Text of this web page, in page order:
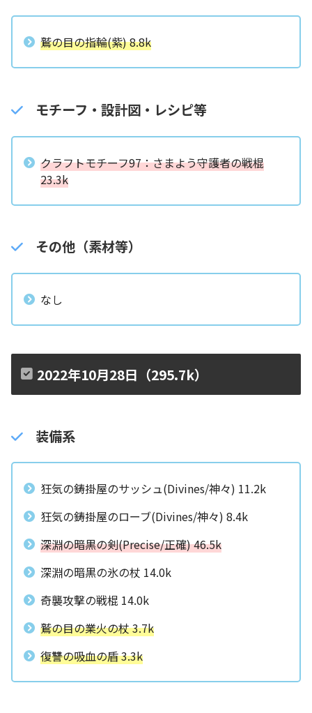
鷲の目の指輪(紫) 8.8k
モチーフ・設計図・レシピ等
クラフトモチーフ97：さまよう守護者の戦棍
23.3k
その他（素材等）
なし
2022年10月28日（295.7k）
装備系
狂気の鋳掛屋のサッシュ(Divines/神々) 11.2k
狂気の鋳掛屋のローブ(Divines/神々) 8.4k
深淵の暗黒の剣(Precise/正確) 46.5k
深淵の暗黒の氷の杖 14.0k
奇襲攻撃の戦棍 14.0k
鷲の目の業火の杖 3.7k
復讐の吸血の盾 3.3k